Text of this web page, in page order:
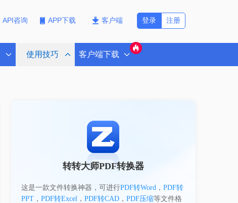
API咨询 APP下载 客户端 注册
登录
使用技巧 客户端下载
转转大师PDF转换器
这是一款文件转换神器，可进行PDF转Word， PDF转
PPT， PDF转Excel， PDF转CAD， PDF压缩等文件格